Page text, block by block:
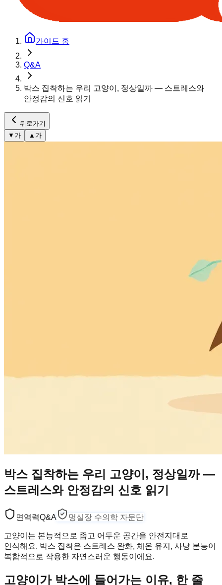
가이드 홈
Q&A
박스 집착하는 우리 고양이, 정상일까 — 스트레스와
안정감의 신호 읽기
뒤로가기
▼ 가 ▲ 가
박스 집착하는 우리 고양이, 정상일까 —
스트레스와 안정감의 신호 읽기
면역력Q&A 멍실장 수의학 자문단
고양이는 본능적으로 좁고 어두운 공간을 안전지대로
인식해요. 박스 집착은 스트레스 완화, 체온 유지, 사냥 본능이
복합적으로 작용한 자연스러운 행동이에요.
고양이가 박스에 들어가는 이유, 한 줄